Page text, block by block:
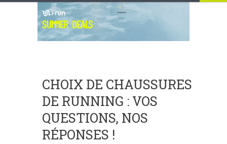
CHOIX DE CHAUSSURES
DE RUNNING : VOS
QUESTIONS, NOS
RÉPONSES !